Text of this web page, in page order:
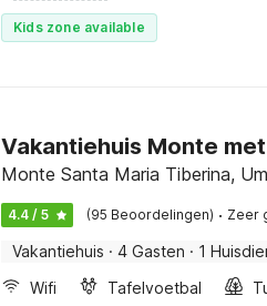
Kids zone available
Vakantiehuis Monte
Monte Santa Maria Tiberina,
4.4 / 5 (95 Beoordelingen) · Zeer
Vakantiehuis · 4 Gasten · 1
Wifi
Tafelvoetbal